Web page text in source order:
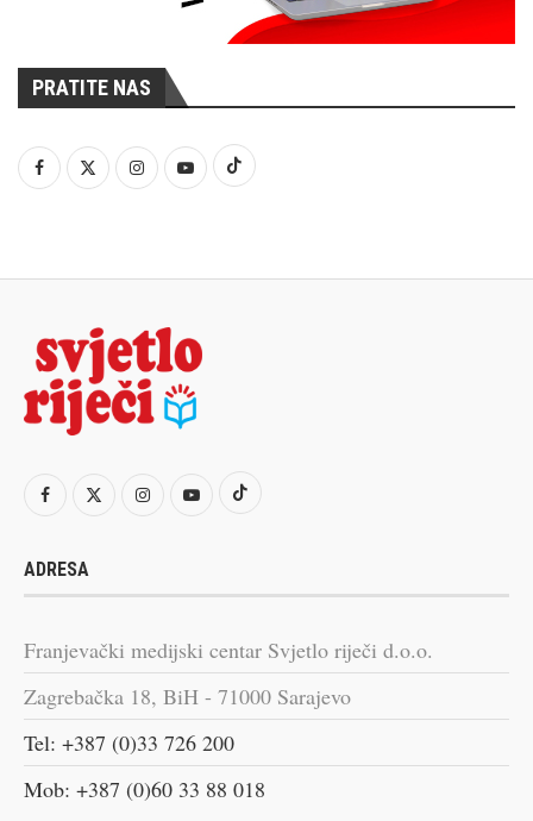
PRATITE NAS
ADRESA
Franjevački medijski centar Svjetlo riječi d.o.o.
Zagrebačka 18, BiH - 71000 Sarajevo
Tel: +387 (0)33 726 200
Mob: +387 (0)60 33 88 018